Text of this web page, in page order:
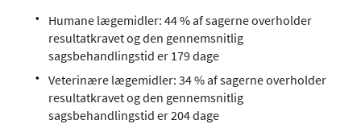
Humane lægemidler: 44 % af sagerne overholder
resultatkravet og den gennemsnitlig
sagsbehandlingstid er 179 dage
Veterinære lægemidler: 34 % af sagerne overholder
resultatkravet og den gennemsnitlig
sagsbehandlingstid er 204 dage